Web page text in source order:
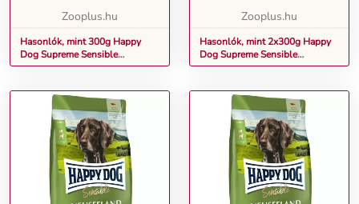
Zooplus.hu
Hasonlók, mint 300g Happy
Dog Supreme Sensible
Neuseeland száraz kutyatáp
Zooplus.hu
Hasonlók, mint 2x300g Happy
Dog Supreme Sensible
Neuseeland száraz kutyatáp